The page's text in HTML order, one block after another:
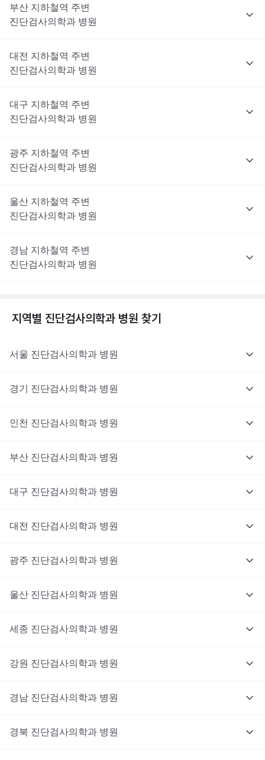
부산 지하철역 주변
진단검사의학과 병원
대전 지하철역 주변
진단검사의학과 병원
대구 지하철역 주변
진단검사의학과 병원
광주 지하철역 주변
진단검사의학과 병원
울산 지하철역 주변
진단검사의학과 병원
경남 지하철역 주변
진단검사의학과 병원
지역별 진단검사의학과 병원 찾기
서울 진단검사의학과 병원
경기 진단검사의학과 병원
인천 진단검사의학과 병원
부산 진단검사의학과 병원
대구 진단검사의학과 병원
대전 진단검사의학과 병원
광주 진단검사의학과 병원
울산 진단검사의학과 병원
세종 진단검사의학과 병원
강원 진단검사의학과 병원
경남 진단검사의학과 병원
경북 진단검사의학과 병원